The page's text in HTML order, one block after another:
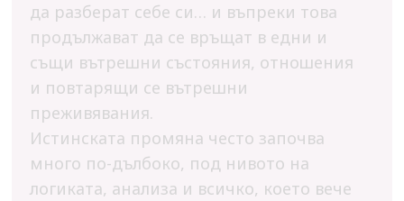
да разберат себе си… и въпреки това
продължават да се връщат в едни и
същи вътрешни състояния, отношения
и повтарящи се вътрешни
преживявания.
Истинската промяна често започва
много по-дълбоко, под нивото на
логиката, анализа и всичко, което вече